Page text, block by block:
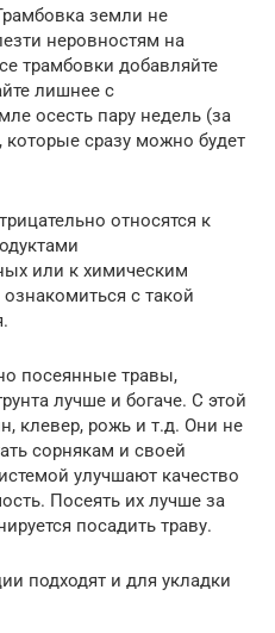
земли не
неровностям на
трамбовки добавляйте
лишнее с
осесть пару недель (за
которые сразу можно будет
относятся к
или к химическим
с такой
посеянные травы,
лучше и богаче. С этой
клевер, рожь и т.д. Они не
сорнякам и своей
улучшают качество
Посеять их лучше за
посадить траву.
подходят и для укладки